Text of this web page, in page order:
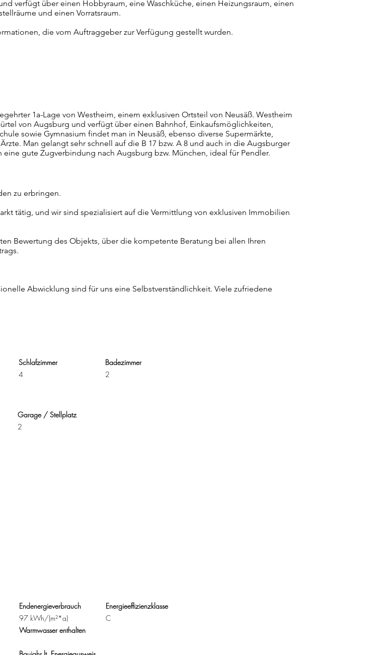
verfügt über einen Hobbyraum, eine Waschküche, einen Heizungsraum, einen
und einen Vorratsraum.
die vom Auftraggeber zur Verfügung gestellt wurden.
1a-Lage von Westheim, einem exklusiven Ortsteil von Neusäß. Westheim
von Augsburg und verfügt über einen Bahnhof, Einkaufsmöglichkeiten,
sowie Gymnasium findet man in Neusäß, ebenso diverse Supermärkte,
Man gelangt sehr schnell auf die B 17 bzw. A 8 und auch in die Augsburger
gute Zugverbindung nach Augsburg bzw. München, ideal für Pendler.
zu erbringen.
tätig, und wir sind spezialisiert auf die Vermittlung von exklusiven Immobilien
Bewertung des Objekts, über die kompetente Beratung bei allen Ihren
Abwicklung sind für uns eine Selbstverständlichkeit. Viele zufriedene
Schlafzimmer
4
Badezimmer
2
Garage / Stellplatz
2
Endenergieverbrauch
97 kWh/(m²*a)
Energieeffizienzklasse
C
Warmwasser enthalten